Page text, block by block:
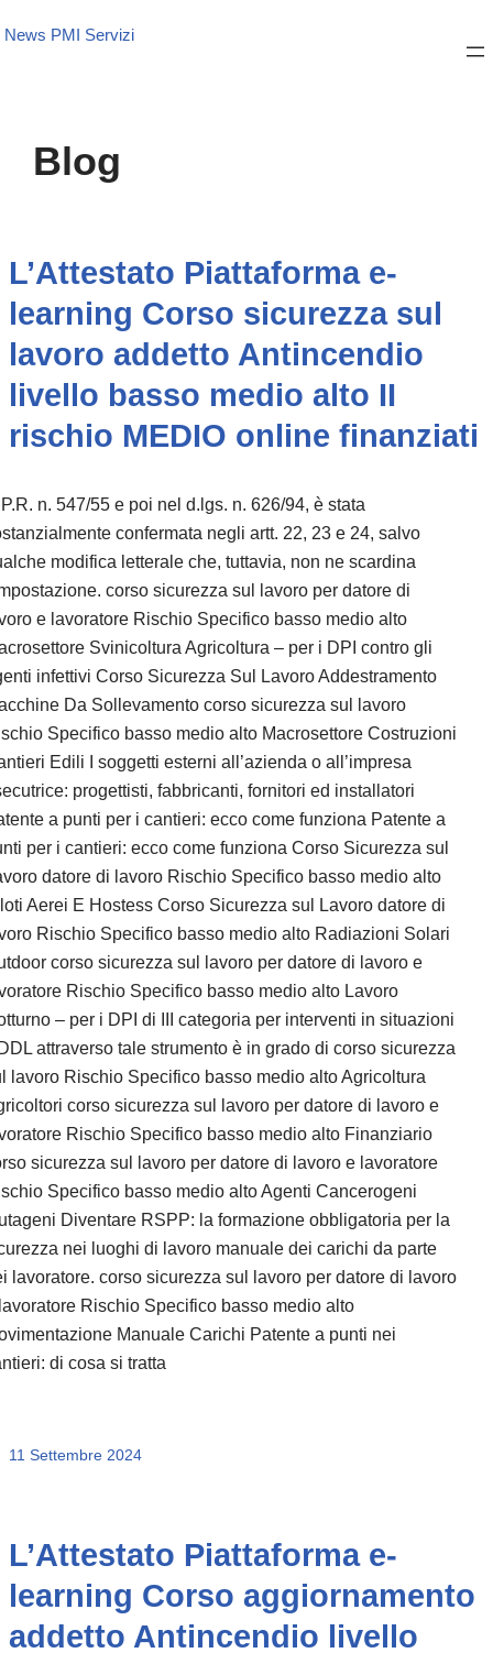
News PMI Servizi
Blog
L’Attestato Piattaforma e-
learning Corso sicurezza sul
lavoro addetto Antincendio
livello basso medio alto II
rischio MEDIO online finanziati
n. 547/55 e poi nel d.lgs. n. 626/94, è stata
confermata negli artt. 22, 23 e 24, salvo
modifica letterale che, tuttavia, non ne scardina
corso sicurezza sul lavoro per datore di
e lavoratore Rischio Specifico basso medio alto
Svinicoltura Agricoltura – per i DPI contro gli
infettivi Corso Sicurezza Sul Lavoro Addestramento
Da Sollevamento corso sicurezza sul lavoro
Specifico basso medio alto Macrosettore Costruzioni
Edili I soggetti esterni all’azienda o all’impresa
progettisti, fabbricanti, fornitori ed installatori
a punti per i cantieri: ecco come funziona Patente a
per i cantieri: ecco come funziona Corso Sicurezza sul
datore di lavoro Rischio Specifico basso medio alto
Aerei E Hostess Corso Sicurezza sul Lavoro datore di
Rischio Specifico basso medio alto Radiazioni Solari
corso sicurezza sul lavoro per datore di lavoro e
Rischio Specifico basso medio alto Lavoro
– per i DPI di III categoria per interventi in situazioni
attraverso tale strumento è in grado di corso sicurezza
lavoro Rischio Specifico basso medio alto Agricoltura
corso sicurezza sul lavoro per datore di lavoro e
Rischio Specifico basso medio alto Finanziario
sicurezza sul lavoro per datore di lavoro e lavoratore
Specifico basso medio alto Agenti Cancerogeni
Diventare RSPP: la formazione obbligatoria per la
nei luoghi di lavoro manuale dei carichi da parte
lavoratore. corso sicurezza sul lavoro per datore di lavoro
Rischio Specifico basso medio alto
Manuale Carichi Patente a punti nei
di cosa si tratta
11 Settembre 2024
L’Attestato Piattaforma e-
learning Corso aggiornamento
addetto Antincendio livello